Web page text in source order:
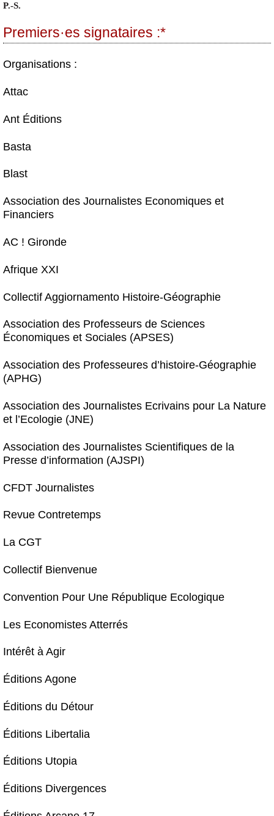
P.-S.
Premiers·es signataires :*
Organisations :
Attac
Ant Éditions
Basta
Blast
Association des Journalistes Economiques et
Financiers
AC ! Gironde
Afrique XXI
Collectif Aggiornamento Histoire-Géographie
Association des Professeurs de Sciences
Économiques et Sociales (APSES)
Association des Professeures d’histoire-Géographie
(APHG)
Association des Journalistes Ecrivains pour La Nature
et l’Ecologie (JNE)
Association des Journalistes Scientifiques de la
Presse d’information (AJSPI)
CFDT Journalistes
Revue Contretemps
La CGT
Collectif Bienvenue
Convention Pour Une République Ecologique
Les Economistes Atterrés
Intérêt à Agir
Éditions Agone
Éditions du Détour
Éditions Libertalia
Éditions Utopia
Éditions Divergences